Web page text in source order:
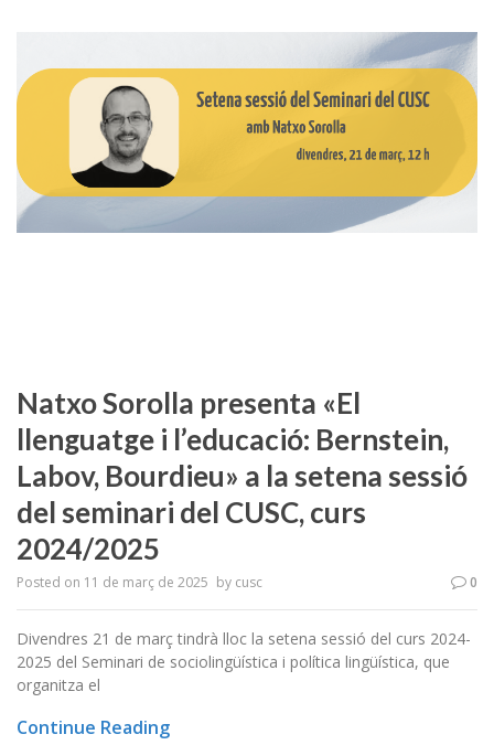
Natxo Sorolla presenta «El
llenguatge i l’educació: Bernstein,
Labov, Bourdieu» a la setena sessió
del seminari del CUSC, curs
2024/2025
Posted on 11 de març de 2025 by cusc 0
Divendres 21 de març tindrà lloc la setena sessió del curs 2024-
2025 del Seminari de sociolingüística i política lingüística, que
organitza el
Continue Reading